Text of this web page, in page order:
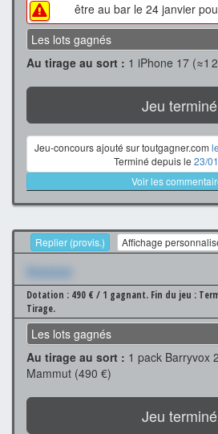
être au bar le 24 janvier
Les lots gagnés
Au tirage au sort : 1 iPhone 17 (≈1
Jeu terminé
Jeu-concours ajouté sur toutgagner.com
Terminé depuis le 23/
Voir les
Replier (provis.) Affichage
Xxxxxxx
Dotation : 490 € / 1 gagnant. Fin du jeu :
Tirage.
Les lots gagnés
Au tirage au sort : 1 pack Barryvox
Mammut (490 €)
Jeu terminé